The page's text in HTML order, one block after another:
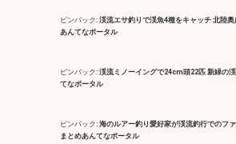
ピンバック: 渓流エサ釣りで渓魚4種をキャッチ 北陸
あんてなポータル
ピンバック: 渓流ミノーイングで24cm頭22匹 新緑の
てなポータル
ピンバック: 海のルアー釣り愛好家が渓流釣行でのフ
まとめあんてなポータル